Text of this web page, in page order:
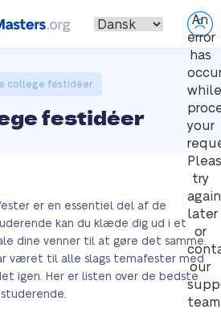
An
error
has
while
your
try
again
later
or
our
college festidéer
festidéer
er en essentiel del af de
kan du klæde dig ud i et
dine venner til at gøre det samme.
været til alle slags temafester med
igen. Her er listen over de bedste